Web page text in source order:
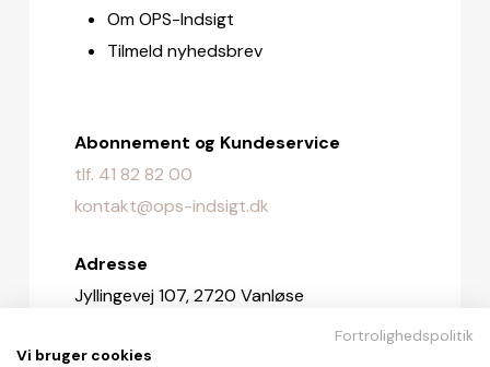
Om OPS-Indsigt
Tilmeld nyhedsbrev
Abonnement og Kundeservice
tlf. 41 82 82 00
kontakt@ops-indsigt.dk
Adresse
Jyllingevej 107, 2720 Vanløse
Redaktionen
Fortrolighedspolitik
Vi bruger cookies